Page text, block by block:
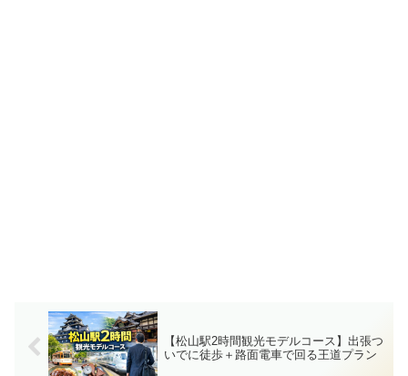
【松山駅2時間観光モデルコース】出張つ
いでに徒歩＋路面電車で回る王道プラン